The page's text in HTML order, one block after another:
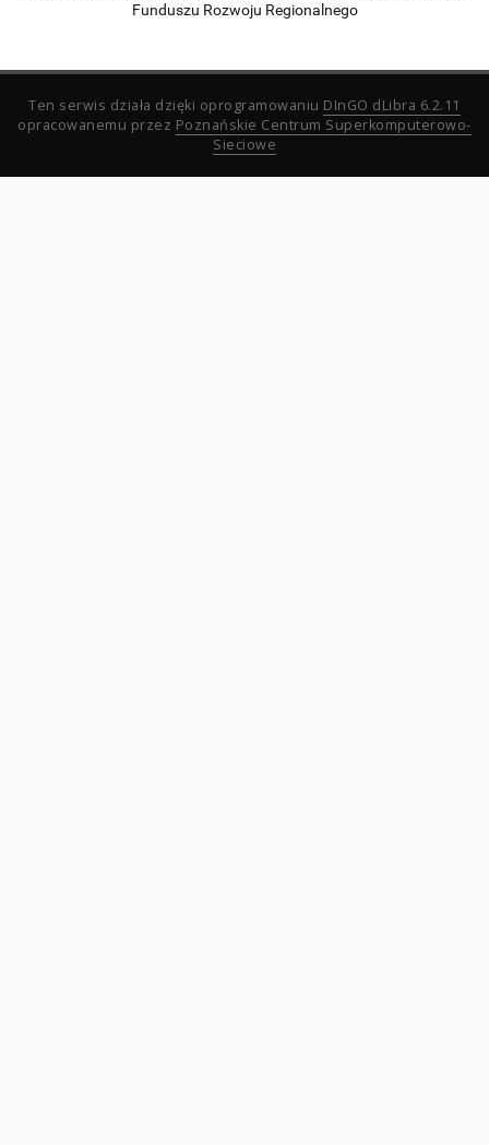
Funduszu Rozwoju Regionalnego
Ten serwis działa dzięki oprogramowaniu DInGO dLibra 6.2.11
opracowanemu przez Poznańskie Centrum Superkomputerowo-
Sieciowe